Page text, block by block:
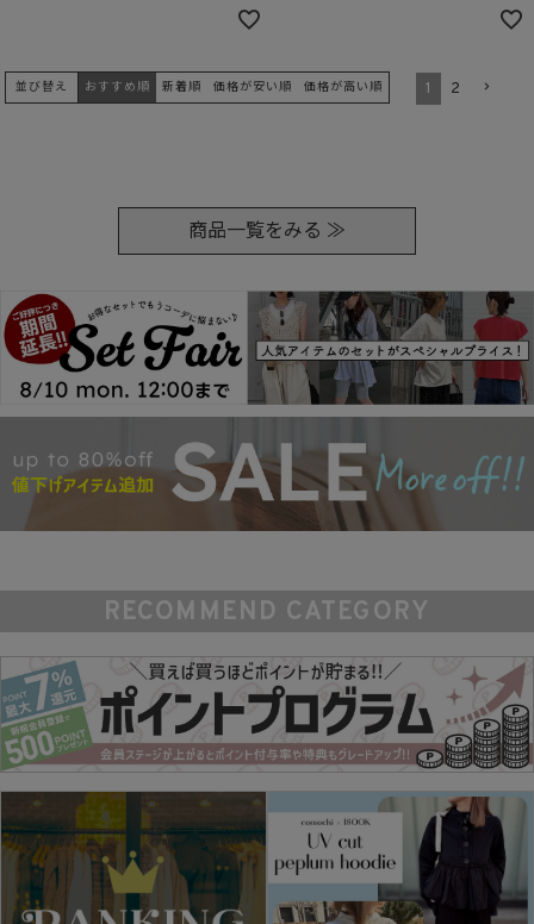
並び替え おすすめ順 新着順 価格が安い順 価格が高い順 1 2
商品一覧をみる ≫
RECOMMEND CATEGORY